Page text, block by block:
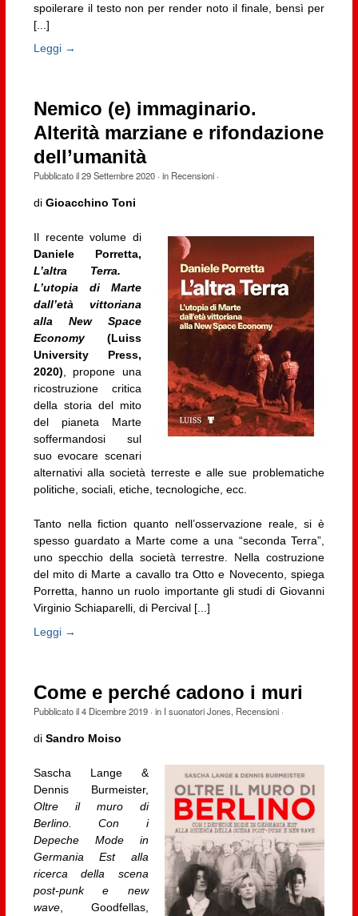
spoilerare il testo non per render noto il finale, bensì per
[...]
Leggi →
Nemico (e) immaginario.
Alterità marziane e rifondazione
dell’umanità
Pubblicato il29 Settembre 2020· in Recensioni·
di Gioacchino Toni
Il recente volume di
Daniele Porretta,
L’altra Terra.
L’utopia di Marte
dall’età vittoriana
alla New Space
Economy(Luiss
University Press,
2020) , propone una
ricostruzione critica
della storia del mito
del pianeta Marte
soffermandosi sul
suo evocare scenari
alternativi alla società terreste e alle sue problematiche
politiche, sociali, etiche, tecnologiche, ecc.
Tanto nella fiction quanto nell’osservazione reale, si è
spesso guardato a Marte come a una “seconda Terra”,
uno specchio della società terrestre. Nella costruzione
del mito di Marte a cavallo tra Otto e Novecento, spiega
Porretta, hanno un ruolo importante gli studi di Giovanni
Virginio Schiaparelli, di Percival [...]
Leggi →
Come e perché cadono i muri
Pubblicato il4 Dicembre 2019· in I suonatori Jones, Recensioni·
di Sandro Moiso
Sascha Lange &
Dennis Burmeister,
Oltre il muro di
Berlino. Con i
Depeche Mode in
Germania Est alla
ricerca della scena
post-punk e new
wave, Goodfellas,